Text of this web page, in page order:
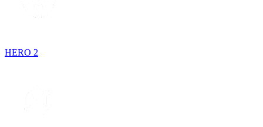
HERO 2